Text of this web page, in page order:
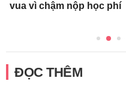
vua vì chậm nộp học phí
ĐỌC THÊM